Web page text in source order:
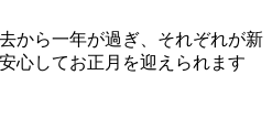
から一年が過ぎ、それぞれが新
心してお正月を迎えられます